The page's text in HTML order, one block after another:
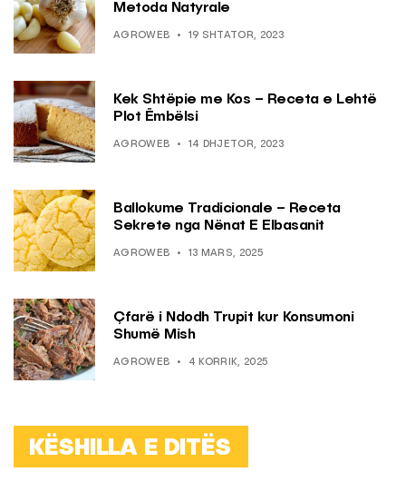
Metoda Natyrale
AGROWEB 19 SHTATOR, 2023
Kek Shtëpie me Kos – Receta e Lehtë
Plot Ëmbëlsi
AGROWEB 14 DHJETOR, 2023
Ballokume Tradicionale – Receta
Sekrete nga Nënat E Elbasanit
AGROWEB 13 MARS, 2025
Çfarë i Ndodh Trupit kur Konsumoni
Shumë Mish
AGROWEB 4 KORRIK, 2025
KËSHILLA E DITËS